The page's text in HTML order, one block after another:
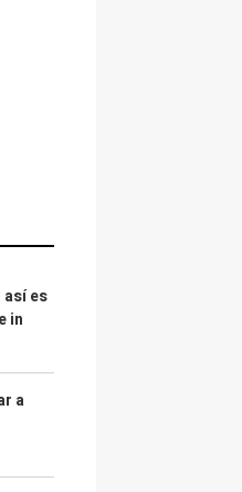
así es
in
a